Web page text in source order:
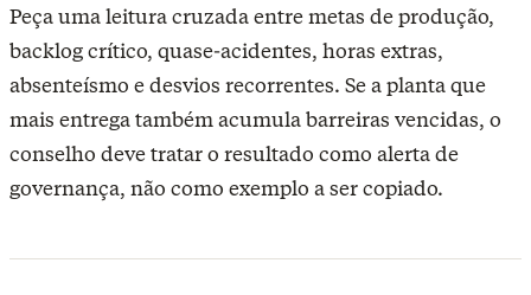
Peça uma leitura cruzada entre metas de produção,
backlog crítico, quase-acidentes, horas extras,
absenteísmo e desvios recorrentes. Se a planta que
mais entrega também acumula barreiras vencidas, o
conselho deve tratar o resultado como alerta de
governança, não como exemplo a ser copiado.